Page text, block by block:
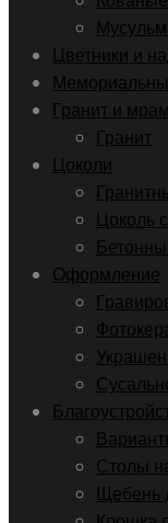
Цветники и
Гранит и
Гранит
Цоколи
Цоколь
Оформление
Столы
Щебень